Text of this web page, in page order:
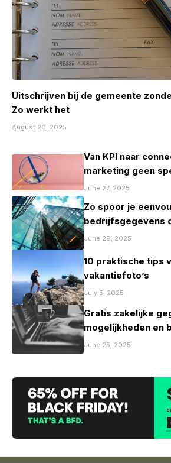
Uitschrijven bij de gemeente
Zo werkt het
August 20, 2025
Van KPI naar
marketing geen
mag zijn
June 27, 2025
Zo spoor je
bedrijfsgegevens
June 29, 2025
10 praktische tips
vakantiefoto’s
July 5, 2025
Gratis zakelijke
mogelijkheden en
June 25, 2025